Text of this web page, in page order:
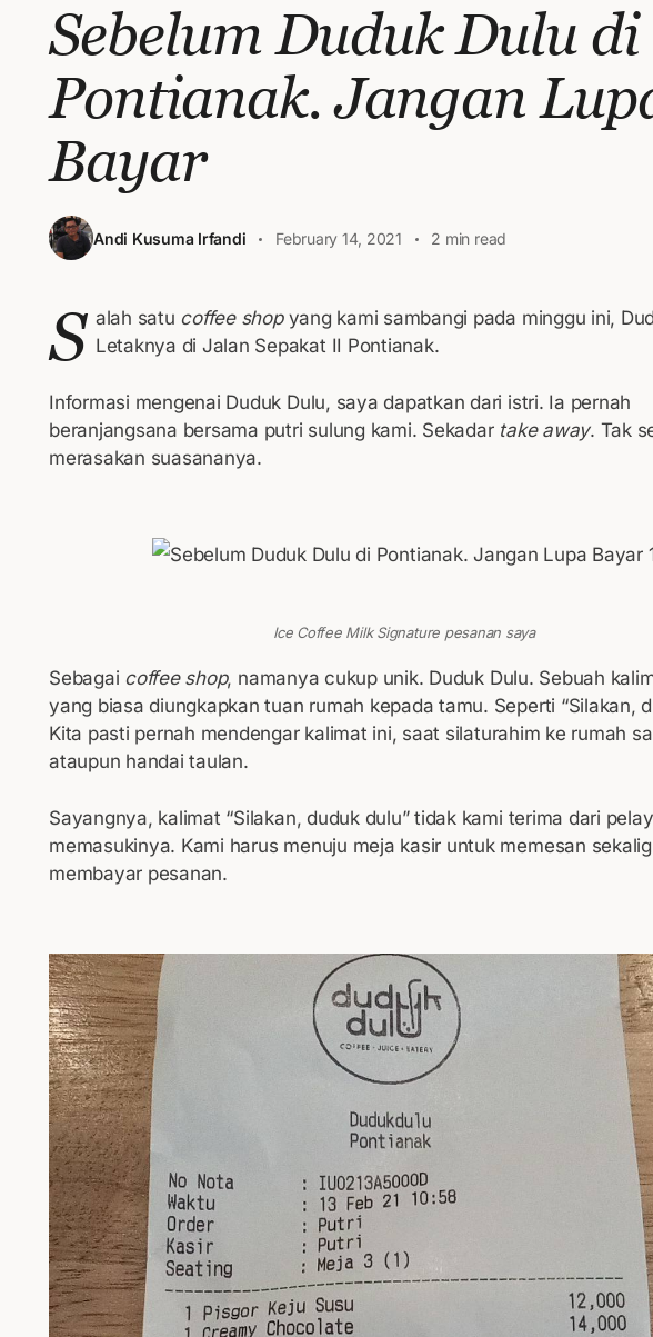
Sebelum Duduk Dulu di
Pontianak. Jangan
Bayar
Andi Kusuma Irfandi February 14, 2021 2 min read
S alah satu coffee shopyang kami sambangi pada minggu ini,
Letaknya di Jalan Sepakat II Pontianak.
Informasi mengenai Duduk Dulu, saya dapatkan dari istri. Ia pernah
beranjangsana bersama putri sulung kami. Sekadar take away. Tak
merasakan suasananya.
Ice Coffee Milk Signature pesanan saya
Sebagai coffee shop, namanya cukup unik. Duduk Dulu. Sebuah
yang biasa diungkapkan tuan rumah kepada tamu. Seperti “Silakan,
Kita pasti pernah mendengar kalimat ini, saat silaturahim ke rumah
ataupun handai taulan.
Sayangnya, kalimat “Silakan, duduk dulu” tidak kami terima dari
memasukinya. Kami harus menuju meja kasir untuk memesan
membayar pesanan.